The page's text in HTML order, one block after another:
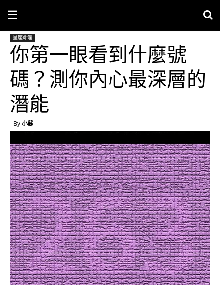
☰
星座命理
你第一眼看到什麼號
碼？測你內心最深層的
潛能
By 小蘇